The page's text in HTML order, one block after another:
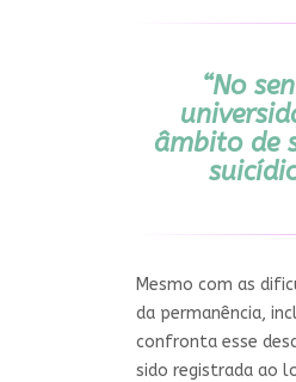
“No
âmbito de
Mesmo com as
da permanência,
confronta esse
sido registrada ao